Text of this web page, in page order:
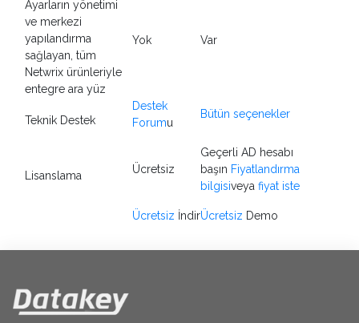
Ayarların yönetimi
ve merkezi
yapılandırma
sağlayan, tüm
Netwrix ürünleriyle
entegre ara yüz
Yok Var
Teknik Destek
Destek
Forumu
Bütün seçenekler
Lisanslama Ücretsiz
Geçerli AD hesabı
başın Fiyatlandırma
bilgisiveya fiyat iste
Ücretsiz İndirÜcretsiz Demo